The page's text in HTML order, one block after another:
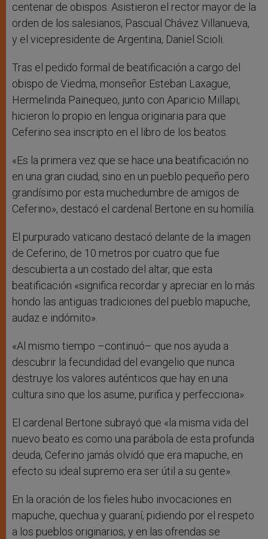
centenar de obispos. Asistieron el rector mayor de la
orden de los salesianos, Pascual Chávez Villanueva,
y el vicepresidente de Argentina, Daniel Scioli.
Tras el pedido formal de beatificación a cargo del
obispo de Viedma, monseñor Esteban Laxague,
Hermelinda Painequeo, junto con Aparicio Millapi,
hicieron lo propio en lengua originaria para que
Ceferino sea inscripto en el libro de los beatos.
«Es la primera vez que se hace una beatificación no
en una gran ciudad, sino en un pueblo pequeño pero
grandísimo por esta muchedumbre de amigos de
Ceferino», destacó el cardenal Bertone en su homilía.
El purpurado vaticano destacó delante de la imagen
de Ceferino, de 10 metros por cuatro que fue
descubierta a un costado del altar, que esta
beatificación «significa recordar y apreciar en lo más
hondo las antiguas tradiciones del pueblo mapuche,
audaz e indómito».
«Al mismo tiempo –continuó– que nos ayuda a
descubrir la fecundidad del evangelio que nunca
destruye los valores auténticos que hay en una
cultura sino que los asume, purifica y perfecciona».
El cardenal Bertone subrayó que «la misma vida del
nuevo beato es como una parábola de esta profunda
deuda, Ceferino jamás olvidó que era mapuche, en
efecto su ideal supremo era ser útil a su gente».
En la oración de los fieles hubo invocaciones en
mapuche, quechua y guaraní, pidiendo por el respeto
a los pueblos originarios, y en las ofrendas se